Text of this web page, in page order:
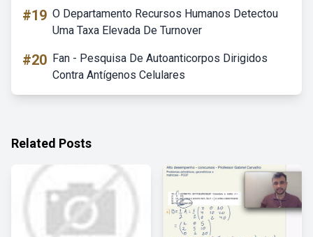
#19 O Departamento Recursos Humanos Detectou
Uma Taxa Elevada De Turnover
#20 Fan - Pesquisa De Autoanticorpos Dirigidos
Contra Antígenos Celulares
Related Posts